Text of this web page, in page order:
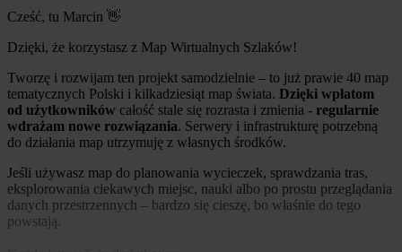
Cześć, tu Marcin 👋
Dzięki, że korzystasz z Map Wirtualnych Szlaków!
Tworzę i rozwijam ten projekt samodzielnie – to już prawie 40 map
tematycznych Polski i kilkadziesiąt map świata. Dzięki wpłatom
od użytkowników całość stale się rozrasta i zmienia - regularnie
wdrażam nowe rozwiązania. Serwery i infrastrukturę potrzebną
do działania map utrzymuję z własnych środków.
Jeśli używasz map do planowania wycieczek, sprawdzania tras,
eksplorowania ciekawych miejsc, nauki albo po prostu przeglądania
danych przestrzennych – bardzo się cieszę, bo właśnie do tego
powstają.